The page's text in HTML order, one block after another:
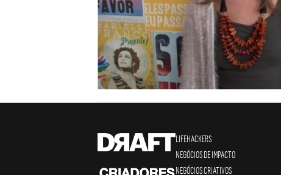
LIFEHACKERS
NEGÓCIOS DE IMPACTO
NEGÓCIOS CRIATIVOS